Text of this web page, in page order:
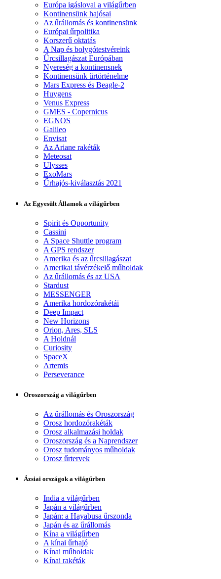
Európa igáslovai a világűrben
Kontinensünk hajósai
Az űrállomás és kontinensünk
Európai űrpolitika
Korszerű oktatás
A Nap és bolygótestvéreink
Űrcsillagászat Európában
Nyereség a kontinensnek
Kontinensünk űrtörténelme
Mars Express és Beagle-2
Huygens
Venus Express
GMES - Copernicus
EGNOS
Galileo
Envisat
Az Ariane rakéták
Meteosat
Ulysses
ExoMars
Űrhajós-kiválasztás 2021
Az Egyesült Államok a világűrben
Spirit és Opportunity
Cassini
A Space Shuttle program
A GPS rendszer
Amerika és az űrcsillagászat
Amerikai távérzékelő műholdak
Az űrállomás és az USA
Stardust
MESSENGER
Amerika hordozórakétái
Deep Impact
New Horizons
Orion, Ares, SLS
A Holdnál
Curiosity
SpaceX
Artemis
Perseverance
Oroszország a világűrben
Az űrállomás és Oroszország
Orosz hordozórakéták
Orosz alkalmazási holdak
Oroszország és a Naprendszer
Orosz tudományos műholdak
Orosz űrtervek
Ázsiai országok a világűrben
India a világűrben
Japán a világűrben
Japán: a Hayabusa űrszonda
Japán és az űrállomás
Kína a világűrben
A kínai űrhajó
Kínai műholdak
Kínai rakéták